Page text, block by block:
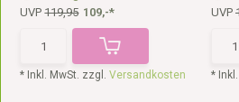
UVP119,95 109,-*
* Inkl. MwSt. zzgl.Versandkosten
UVP
*